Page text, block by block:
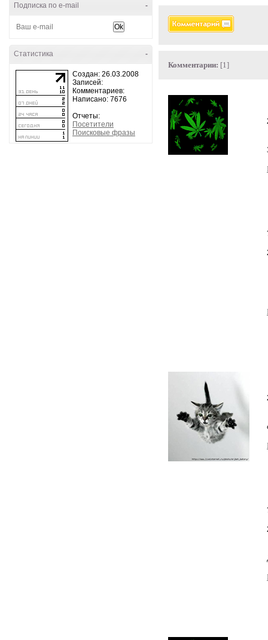
-
Подписка по e-mail
-
Статистика
Создан: 26.03.2008
Записей:
Комментариев:
Написано: 7676
Отчеты:
Посетители
Поисковые фразы
Комментарии: [1]